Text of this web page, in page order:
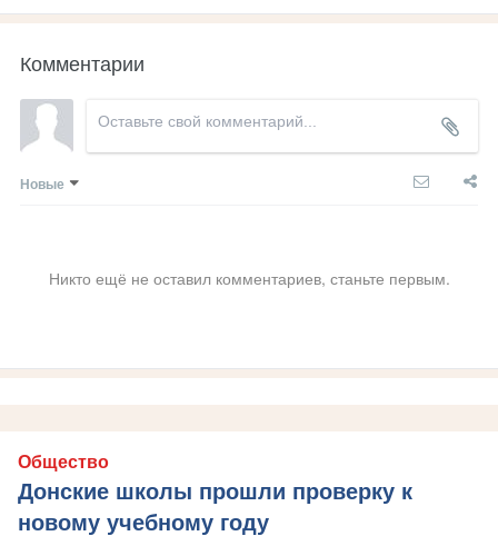
Комментарии
Новые
Никто ещё не оставил комментариев, станьте первым.
Общество
Донские школы прошли проверку к
новому учебному году